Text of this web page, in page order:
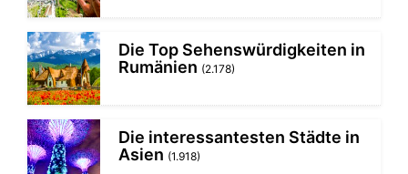
Die Top Sehenswürdigkeiten in
Rumänien (2.178)
Die interessantesten Städte in
Asien (1.918)